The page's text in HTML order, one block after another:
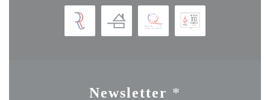
Newsletter *